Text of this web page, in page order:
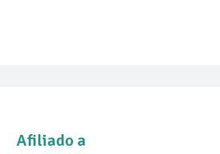
Afiliado a